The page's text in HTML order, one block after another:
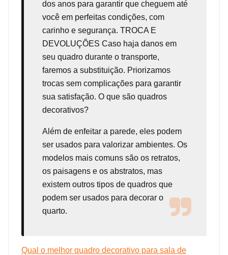
dos anos para garantir que cheguem até
você em perfeitas condições, com
carinho e segurança. TROCA E
DEVOLUÇÕES Caso haja danos em
seu quadro durante o transporte,
faremos a substituição. Priorizamos
trocas sem complicações para garantir
sua satisfação. O que são quadros
decorativos?
Além de enfeitar a parede, eles podem
ser usados para valorizar ambientes. Os
modelos mais comuns são os retratos,
os paisagens e os abstratos, mas
existem outros tipos de quadros que
podem ser usados para decorar o
quarto.
Qual o melhor quadro decorativo para sala de